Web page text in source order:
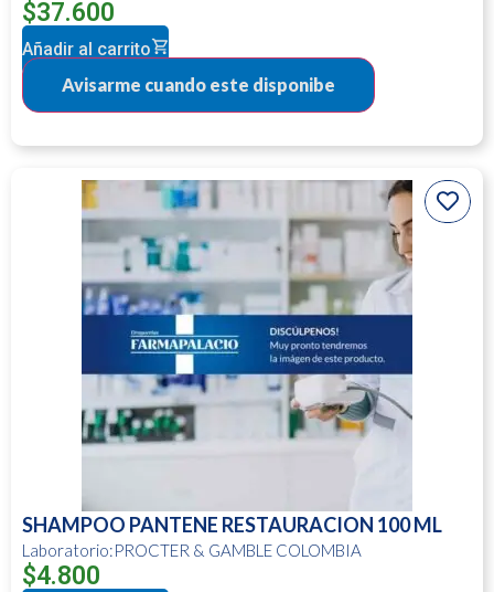
$37.600
Añadir al carrito
SHAMPOO PANTENE RESTAURACION 100 ML
Laboratorio:PROCTER & GAMBLE COLOMBIA
$4.800